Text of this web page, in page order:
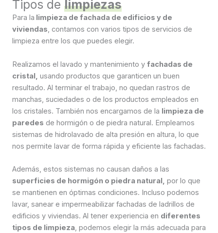
Tipos de limpiezas
Para la limpieza de fachada de edificios y de
viviendas, contamos con varios tipos de servicios de
limpieza entre los que puedes elegir.
Realizamos el lavado y mantenimiento y fachadas de
cristal, usando productos que garanticen un buen
resultado. Al terminar el trabajo, no quedan rastros de
manchas, suciedades o de los productos empleados en
los cristales. También nos encargamos de la limpieza de
paredes de hormigón o de piedra natural. Empleamos
sistemas de hidrolavado de alta presión en altura, lo que
nos permite lavar de forma rápida y eficiente las fachadas.
Además, estos sistemas no causan daños a las
superficies de hormigón o piedra natural, por lo que
se mantienen en óptimas condiciones. Incluso podemos
lavar, sanear e impermeabilizar fachadas de ladrillos de
edificios y viviendas. Al tener experiencia en diferentes
tipos de limpieza, podemos elegir la más adecuada para